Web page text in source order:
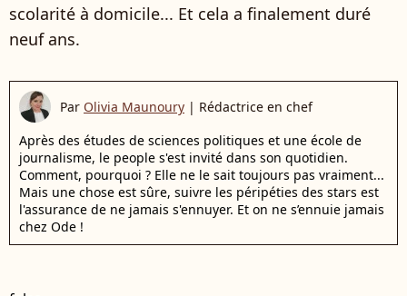
scolarité à domicile... Et cela a finalement duré
neuf ans.
Par Olivia Maunoury | Rédactrice en chef
Après des études de sciences politiques et une école de
journalisme, le people s'est invité dans son quotidien.
Comment, pourquoi ? Elle ne le sait toujours pas vraiment...
Mais une chose est sûre, suivre les péripéties des stars est
l'assurance de ne jamais s'ennuyer. Et on ne s’ennuie jamais
chez Ode !